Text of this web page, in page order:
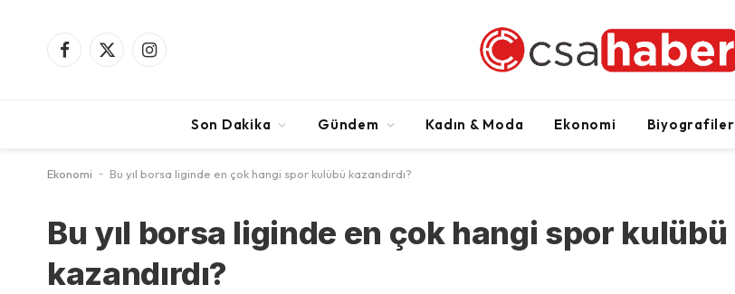
Facebook
X
Instagram
Son Dakika Gündem Kadın & Moda Ekonomi Biyografiler
Ekonomi - Bu yıl borsa liginde en çok hangi spor kulübü kazandırdı?
Bu yıl borsa liginde en çok hangi spor kulübü
kazandırdı?